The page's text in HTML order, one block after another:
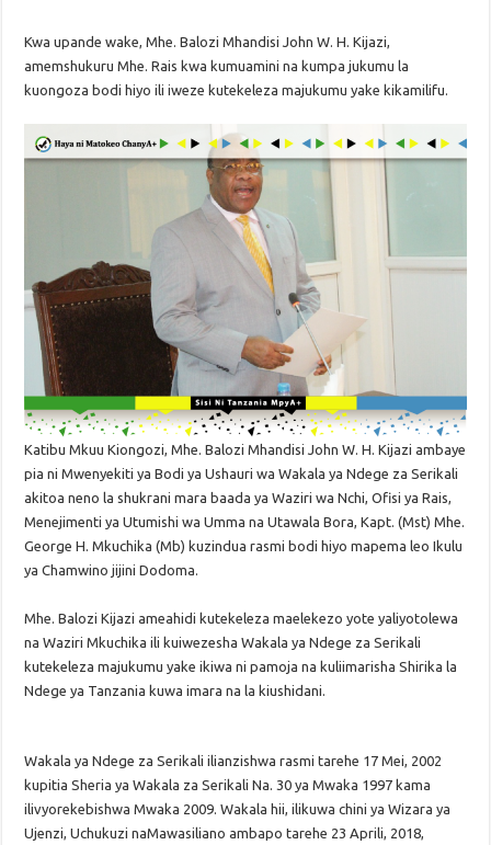
Kwa upande wake, Mhe. Balozi Mhandisi John W. H. Kijazi,
amemshukuru Mhe. Rais kwa kumuamini na kumpa jukumu la
kuongoza bodi hiyo ili iweze kutekeleza majukumu yake kikamilifu.
Katibu Mkuu Kiongozi, Mhe. Balozi Mhandisi John W. H. Kijazi ambaye
pia ni Mwenyekiti ya Bodi ya Ushauri wa Wakala ya Ndege za Serikali
akitoa neno la shukrani mara baada ya Waziri wa Nchi, Ofisi ya Rais,
Menejimenti ya Utumishi wa Umma na Utawala Bora, Kapt. (Mst) Mhe.
George H. Mkuchika (Mb) kuzindua rasmi bodi hiyo mapema leo Ikulu
ya Chamwino jijini Dodoma.
Mhe. Balozi Kijazi ameahidi kutekeleza maelekezo yote yaliyotolewa
na Waziri Mkuchika ili kuiwezesha Wakala ya Ndege za Serikali
kutekeleza majukumu yake ikiwa ni pamoja na kuliimarisha Shirika la
Ndege ya Tanzania kuwa imara na la kiushidani.
Wakala ya Ndege za Serikali ilianzishwa rasmi tarehe 17 Mei, 2002
kupitia Sheria ya Wakala za Serikali Na. 30 ya Mwaka 1997 kama
ilivyorekebishwa Mwaka 2009. Wakala hii, ilikuwa chini ya Wizara ya
Ujenzi, Uchukuzi naMawasiliano ambapo tarehe 23 Aprili, 2018,